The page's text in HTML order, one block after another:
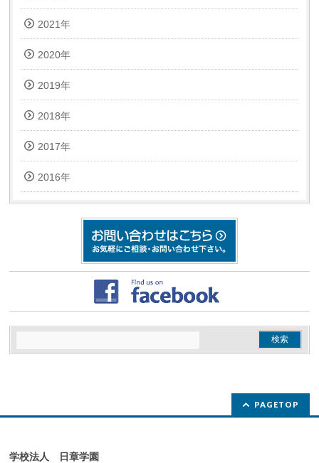
2021年
2020年
2019年
2018年
2017年
2016年
PAGETOP
学校法人 日章学園